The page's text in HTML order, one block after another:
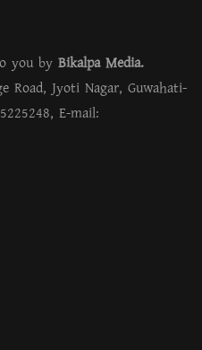
you by Bikalpa Media.
Road, Jyoti Nagar, Guwahati-
E-mail: